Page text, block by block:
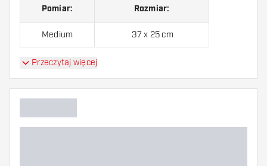
Pomiar: Rozmiar:
Medium 37 x 25 cm
Przeczytaj więcej